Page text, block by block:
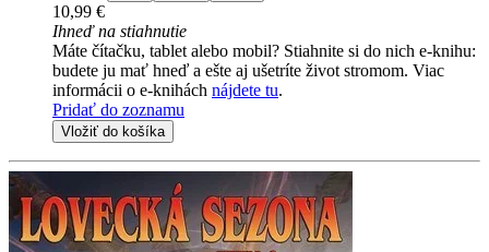
10,99 €
Ihneď na stiahnutie
Máte čítačku, tablet alebo mobil? Stiahnite si do nich e-knihu:
budete ju mať hneď a ešte aj ušetríte život stromom. Viac
informácii o e-knihách nájdete tu.
Pridať do zoznamu
Vložiť do košíka